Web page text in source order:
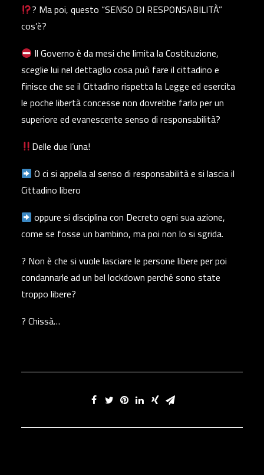
? Ma poi, questo “SENSO DI RESPONSABILITÀ”
cos’è?
Il Governo è da mesi che limita la Costituzione,
sceglie lui nel dettaglio cosa può fare il cittadino e
finisce che se il Cittadino rispetta la Legge ed esercita
le poche libertà concesse non dovrebbe farlo per un
superiore ed evanescente senso di responsabilità?
Delle due l’una!
O ci si appella al senso di responsabilità e si lascia il
Cittadino libero
oppure si disciplina con Decreto ogni sua azione,
come se fosse un bambino, ma poi non lo si sgrida.
? Non è che si vuole lasciare le persone libere per poi
condannarle ad un bel lockdown perché sono state
troppo libere?
? Chissà…